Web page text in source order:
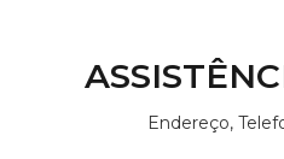
Endereço,